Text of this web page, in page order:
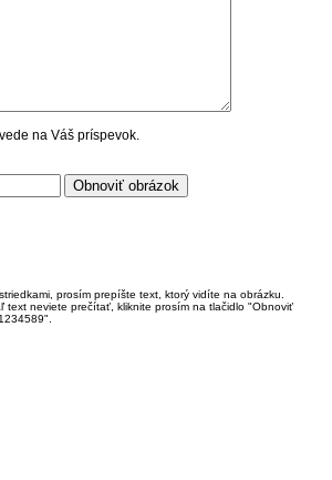
na Váš príspevok.
prosím prepíšte text, ktorý vidíte na obrázku.
neviete prečítať, kliknite prosím na tlačidlo "Obnoviť